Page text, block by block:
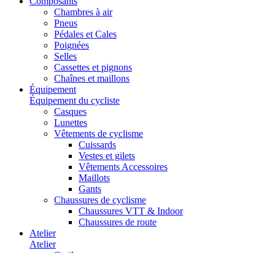
Chambres à air
Pneus
Pédales et Cales
Poignées
Selles
Cassettes et pignons
Chaînes et maillons
Équipement
Équipement du cycliste
Casques
Lunettes
Vêtements de cyclisme
Cuissards
Vestes et gilets
Vêtements Accessoires
Maillots
Gants
Chaussures de cyclisme
Chaussures VTT & Indoor
Chaussures de route
Atelier
Atelier